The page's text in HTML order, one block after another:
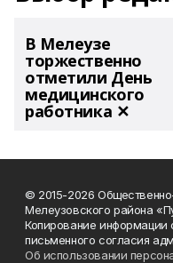
В Мелеузе
торжественно
отметили День
медицинского
работника ✕
© 2015-2026
Мелеузовского района
Копирование информации
письменного согласия
Об использовании